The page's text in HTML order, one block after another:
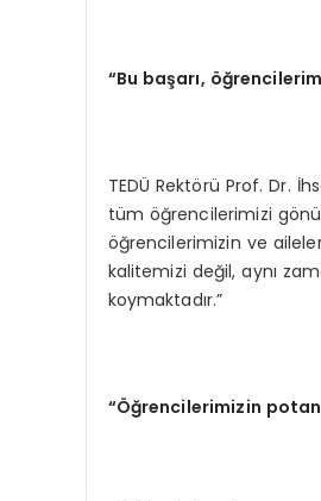
“Bu başarı,
TEDÜ Rektörü Prof. Dr.
tüm öğrencilerimizi
öğrencilerimizin ve
kalitemizi değil, aynı
koymaktadır.”
“Öğrencilerimizin